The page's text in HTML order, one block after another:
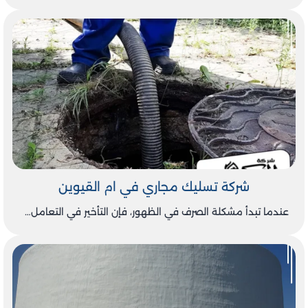
شركة تسليك مجاري في ام القيوين
عندما تبدأ مشكلة الصرف في الظهور، فإن التأخير في التعامل…